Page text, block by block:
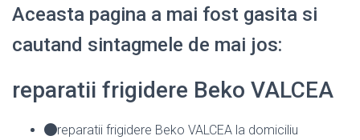
Aceasta pagina a mai fost gasita si
cautand sintagmele de mai jos:
reparatii frigidere Beko VALCEA
reparatii frigidere Beko VALCEA la domiciliu